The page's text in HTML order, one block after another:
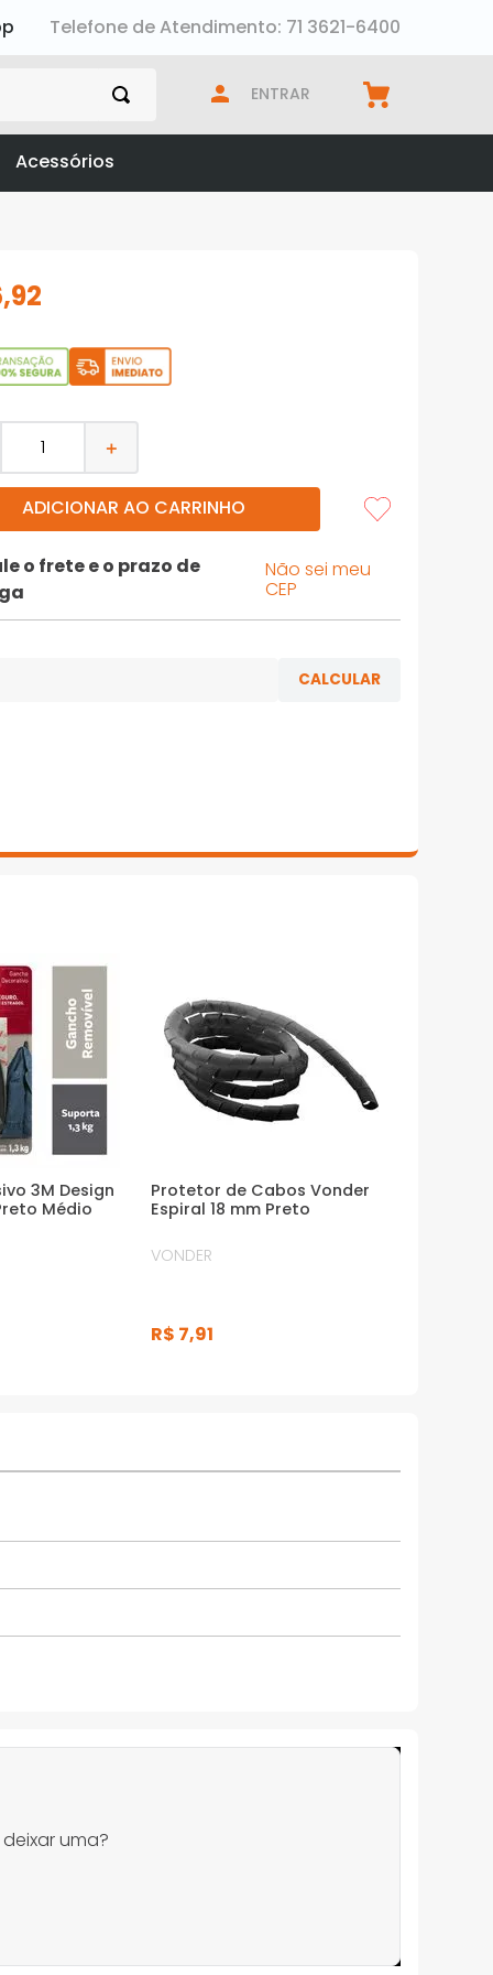
Telefone de Atendimento: 71 3621-6400
ENTRAR
Acessórios
,92
＋
ADICIONAR AO CARRINHO
o frete e o prazo de
Não sei meu
CEP
3M Design
Médio
Protetor de Cabos Vonder
Espiral 18 mm Preto
VONDER
R$ 7,91
uma?